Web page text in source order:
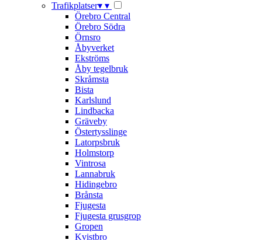
Trafikplatser▾ ▾
Örebro Central
Örebro Södra
Örnsro
Åbyverket
Ekströms
Åby tegelbruk
Skråmsta
Bista
Karlslund
Lindbacka
Gräveby
Östertysslinge
Latorpsbruk
Holmstorp
Vintrosa
Lannabruk
Hidingebro
Brånsta
Fjugesta
Fjugesta grusgrop
Gropen
Kvistbro